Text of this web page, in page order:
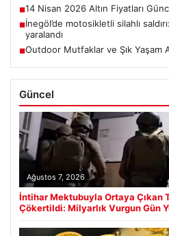
■14 Nisan 2026 Altın Fiyatları
■İnegöl’de motosikletli silahlı
yaralandı
■Outdoor Mutfaklar ve Şık Yaşam
Güncel
Ağustos 7, 2026
İntihar Mektubuyla Ortaya Çıkan
Çökertildi: Milyarlık Vurgun Gün